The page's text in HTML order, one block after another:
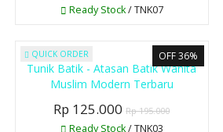
Ready Stock/ TNK07
OFF 36%
QUICK ORDER
Tunik Batik - Atasan Batik Wanita
Muslim Modern Terbaru
Rp 125.000 Rp 195.000
Ready Stock/ TNK03